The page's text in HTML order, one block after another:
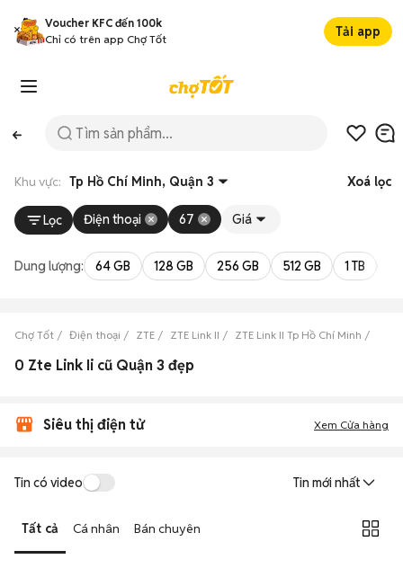
Voucher KFC đến 100k
Chỉ có trên app Chợ Tốt
Tải app
Khu vực: Tp Hồ Chí Minh, Quận 3 Xoá lọc
Lọc Điện thoại 67 Giá
Dung lượng: 64 GB 128 GB 256 GB 512 GB 1 TB
Chợ Tốt Điện thoại ZTE ZTE Link II ZTE Link II Tp Hồ Chí Minh
0 Zte Link Ii cũ Quận 3 đẹp
Siêu thị điện tử Xem Cửa hàng
Tin có video Tin mới nhất
Tất cả Cá nhân Bán chuyên